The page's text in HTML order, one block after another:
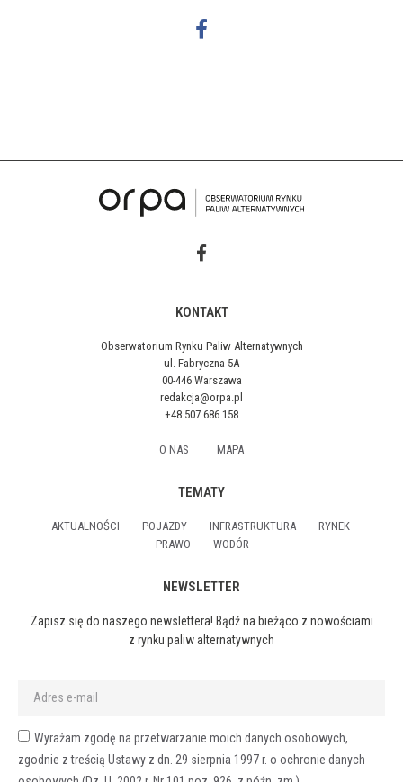
KONTAKT
Obserwatorium Rynku Paliw Alternatywnych
ul. Fabryczna 5A
00-446 Warszawa
redakcja@orpa.pl
+48 507 686 158
O NAS MAPA
TEMATY
AKTUALNOŚCI POJAZDY INFRASTRUKTURA
RYNEK
PRAWO
WODÓR
NEWSLETTER
Zapisz się do naszego newslettera! Bądź na bieżąco z nowościami
z rynku paliw alternatywnych
Wyrażam zgodę na przetwarzanie moich danych osobowych,
zgodnie z treścią Ustawy z dn. 29 sierpnia 1997 r. o ochronie danych